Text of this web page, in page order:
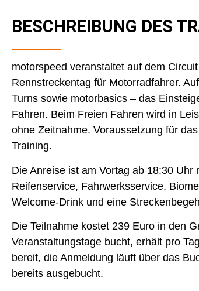
BESCHREIBUNG DES
motorspeed veranstaltet auf dem
Rennstreckentag für Motorradfahrer.
Turns sowie motorbasics – das
Fahren. Beim Freien Fahren wird in
ohne Zeitnahme. Voraussetzung für
Training.
Die Anreise ist am Vortag ab 18:30
Reifenservice, Fahrwerksservice,
Welcome-Drink und eine
Die Teilnahme kostet 239 Euro in den
Veranstaltungstage bucht, erhält pro
bereit, die Anmeldung läuft über das
bereits ausgebucht.